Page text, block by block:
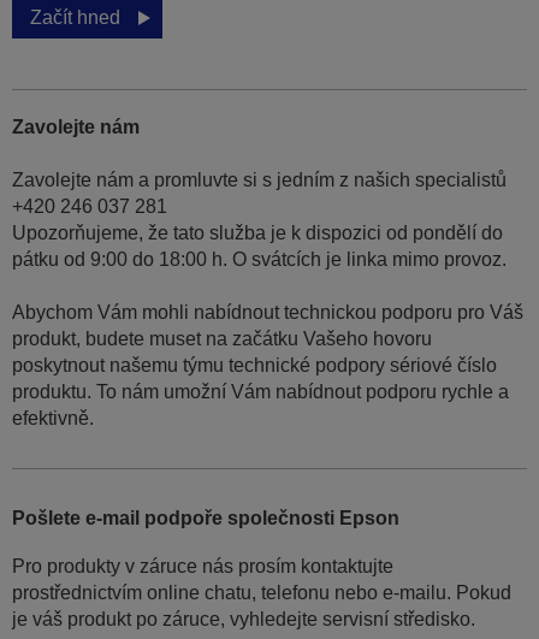
Začít hned
Zavolejte nám
Zavolejte nám a promluvte si s jedním z našich specialistů
+420 246 037 281
Upozorňujeme, že tato služba je k dispozici od pondělí do
pátku od 9:00 do 18:00 h. O svátcích je linka mimo provoz.
Abychom Vám mohli nabídnout technickou podporu pro Váš
produkt, budete muset na začátku Vašeho hovoru
poskytnout našemu týmu technické podpory sériové číslo
produktu. To nám umožní Vám nabídnout podporu rychle a
efektivně.
Pošlete e-mail podpoře společnosti Epson
Pro produkty v záruce nás prosím kontaktujte
prostřednictvím online chatu, telefonu nebo e-mailu. Pokud
je váš produkt po záruce, vyhledejte servisní středisko.